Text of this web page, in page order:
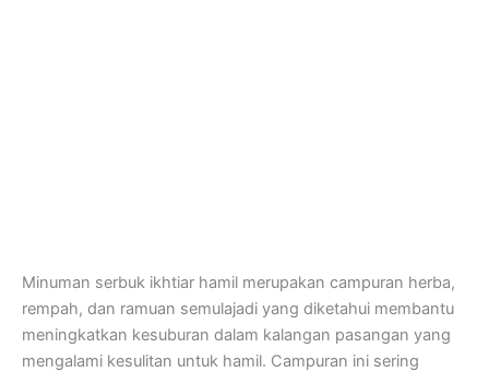
Minuman serbuk ikhtiar hamil merupakan campuran herba,
rempah, dan ramuan semulajadi yang diketahui membantu
meningkatkan kesuburan dalam kalangan pasangan yang
mengalami kesulitan untuk hamil. Campuran ini sering